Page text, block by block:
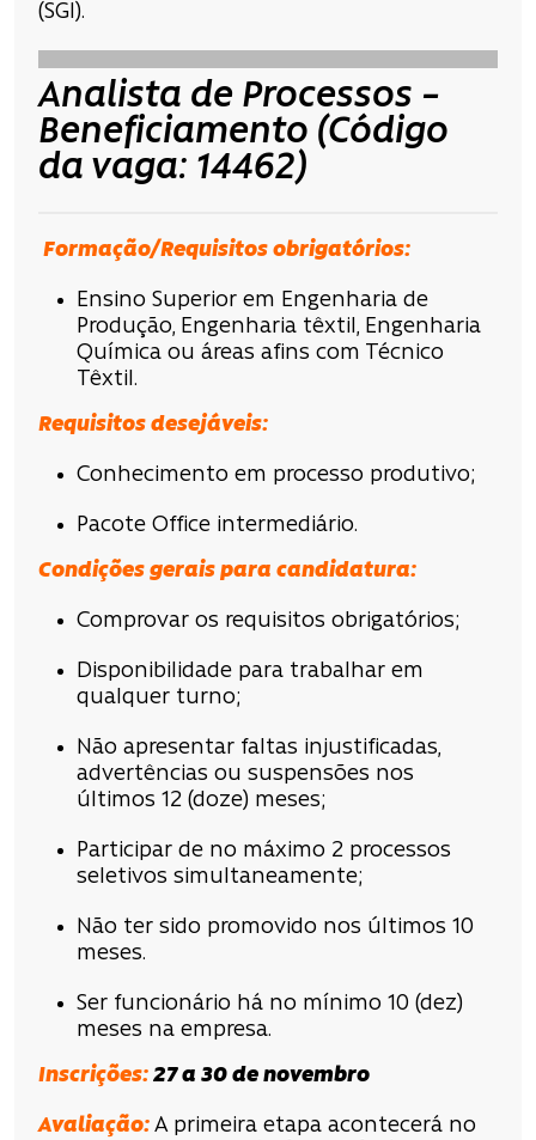
(SGI).
Analista de Processos –
Beneficiamento (Código
da vaga: 14462)
Formação/Requisitos obrigatórios:
Ensino Superior em Engenharia de
Produção, Engenharia têxtil, Engenharia
Química ou áreas afins com Técnico
Têxtil.
Requisitos desejáveis:
Conhecimento em processo produtivo;
Pacote Office intermediário.
Condições gerais para candidatura:
Comprovar os requisitos obrigatórios;
Disponibilidade para trabalhar em
qualquer turno;
Não apresentar faltas injustificadas,
advertências ou suspensões nos
últimos 12 (doze) meses;
Participar de no máximo 2 processos
seletivos simultaneamente;
Não ter sido promovido nos últimos 10
meses.
Ser funcionário há no mínimo 10 (dez)
meses na empresa.
Inscrições: 27 a 30 de novembro
Avaliação: A primeira etapa acontecerá no